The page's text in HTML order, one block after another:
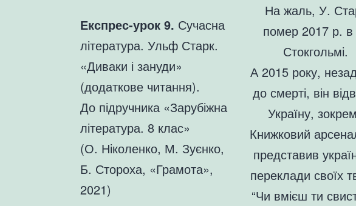
Експрес-урок 9. Сучасна
література. Ульф Старк.
«Диваки і зануди»
(додаткове читання).
До підручника «Зарубіжна
література. 8 клас»
(О. Ніколенко, М. Зуєнко,
Б. Стороха, «Грамота»,
2021)
На жаль, У.
помер 2017 р.
Стокгольмі.
А 2015 року,
до смерті, він
Україну,
Книжковий
представив
переклади своїх
“Чи вмієш ти